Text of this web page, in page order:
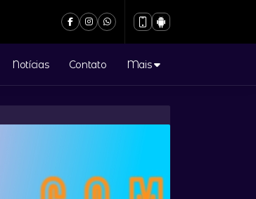
Notícias Contato Mais